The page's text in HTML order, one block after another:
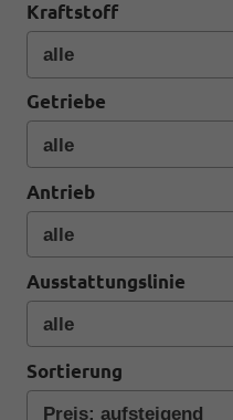
Kraftstoff
Getriebe
Antrieb
Ausstattungslinie
Sortierung